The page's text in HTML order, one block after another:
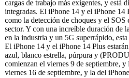
cargas de trabajo más exigentes, y está
integradas. El iPhone 14 y el iPhone 14
como la detección de choques y el
sector. Y con una increíble duración de
en la industria y un 5G superrápido,
El iPhone 14 y el iPhone 14 Plus
azul, blanco estrella, púrpura y
comienzan el viernes 9 de septiembre,
viernes 16 de septiembre, y la del